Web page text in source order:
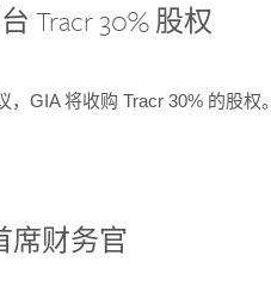
Tracr 30% 股权
GIA 将收购 Tracr 30% 的股权。
席财务官